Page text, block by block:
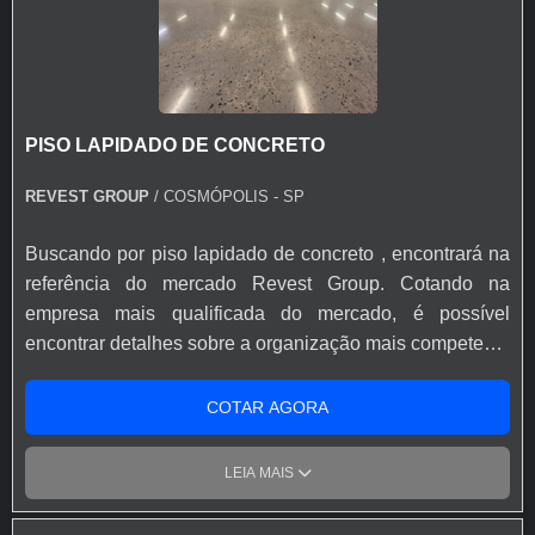
consultores e solicite um orçamento!
PISO LAPIDADO DE CONCRETO
REVEST GROUP / COSMÓPOLIS - SP
Buscando por piso lapidado de concreto , encontrará na
referência do mercado Revest Group. Cotando na
empresa mais qualificada do mercado, é possível
encontrar detalhes sobre a organização mais competente
adquirido com empresas especializadas. Esse tipo de
cuidado ajuda a garantir a qualidade e durabilidade dos
materiais, além de evitar prejuízos com substituições
frequentes de produtos que não cumprem com suas
funções adequadamente. Assim, é possível poupar
COTAR AGORA
LEIA MAIS